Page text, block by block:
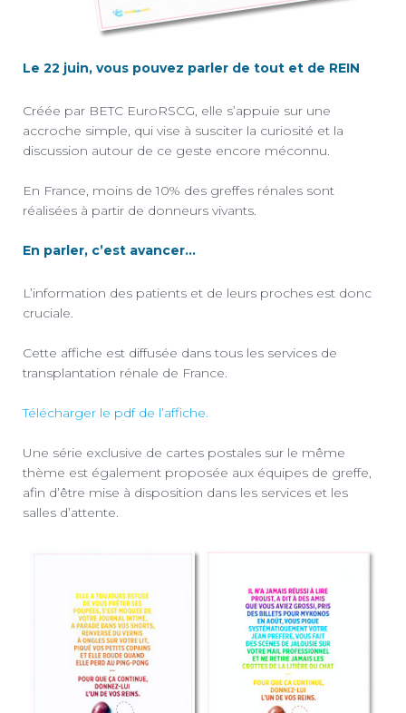
Le 22 juin, vous pouvez parler de tout et de REIN
Créée par BETC EuroRSCG, elle s’appuie sur une
accroche simple, qui vise à susciter la curiosité et la
discussion autour de ce geste encore méconnu.
En France, moins de 10% des greffes rénales sont
réalisées à partir de donneurs vivants.
En parler, c’est avancer…
L’information des patients et de leurs proches est donc
cruciale.
Cette affiche est diffusée dans tous les services de
transplantation rénale de France.
Télécharger le pdf de l’affiche.
Une série exclusive de cartes postales sur le même
thème est également proposée aux équipes de greffe,
afin d’être mise à disposition dans les services et les
salles d’attente.